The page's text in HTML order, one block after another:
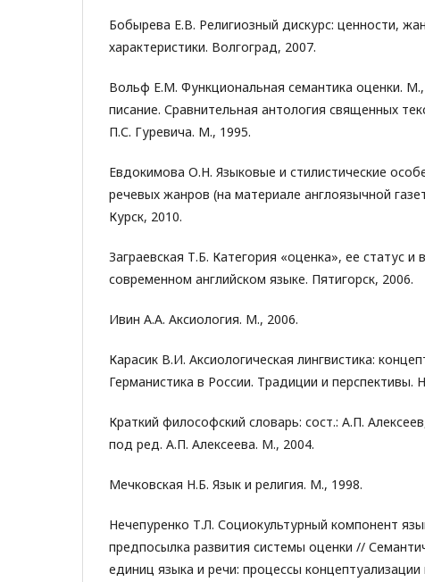
Бобырева Е.В. Религиозный дискурс: ценности,
характеристики. Волгоград, 2007.
Вольф Е.М. Функциональная семантика оценки.
писание. Сравнительная антология священных
П.С. Гуревича. М., 1995.
Евдокимова О.Н. Языковые и стилистические
речевых жанров (на материале англоязычной
Курск, 2010.
Заграевская Т.Б. Категория «оценка», ее статус и
современном английском языке. Пятигорск, 2006.
Ивин А.А. Аксиология. М., 2006.
Карасик В.И. Аксиологическая лингвистика:
Германистика в России. Традиции и перспективы.
Краткий философский словарь: сост.: А.П.
под ред. А.П. Алексеева. М., 2004.
Мечковская Н.Б. Язык и религия. М., 1998.
Нечепуренко Т.Л. Социокультурный компонент
предпосылка развития системы оценки //
единиц языка и речи: процессы концептуализации